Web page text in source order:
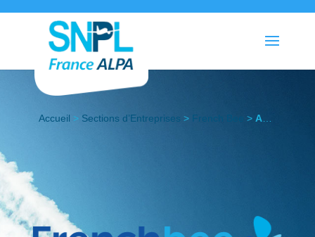
Accueil > Sections d’Entreprises > French Bee > Actualités